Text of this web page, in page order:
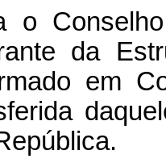
Conselho
da
em